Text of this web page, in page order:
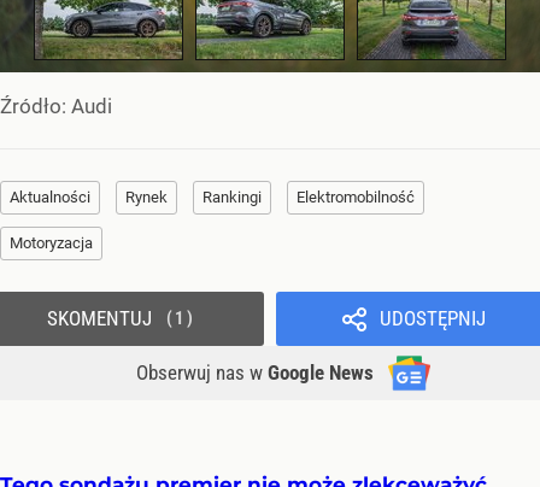
Źródło: Audi
Aktualności Rynek Rankingi Elektromobilność
Motoryzacja
UDOSTĘPNIJ
Obserwuj nas w Google News
SKOMENTUJ 1